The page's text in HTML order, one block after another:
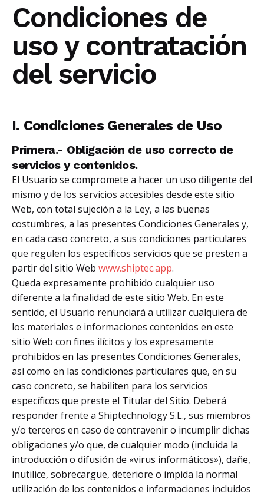
Condiciones de
uso y contratación
del servicio
I. Condiciones Generales de Uso
Primera.- Obligación de uso correcto de
servicios y contenidos.
El Usuario se compromete a hacer un uso diligente del
mismo y de los servicios accesibles desde este sitio
Web, con total sujeción a la Ley, a las buenas
costumbres, a las presentes Condiciones Generales y,
en cada caso concreto, a sus condiciones particulares
que regulen los específicos servicios que se presten a
partir del sitio Web www.shiptec.app.
Queda expresamente prohibido cualquier uso
diferente a la finalidad de este sitio Web. En este
sentido, el Usuario renunciará a utilizar cualquiera de
los materiales e informaciones contenidos en este
sitio Web con fines ilícitos y los expresamente
prohibidos en las presentes Condiciones Generales,
así como en las condiciones particulares que, en su
caso concreto, se habiliten para los servicios
específicos que preste el Titular del Sitio. Deberá
responder frente a Shiptechnology S.L., sus miembros
y/o terceros en caso de contravenir o incumplir dichas
obligaciones y/o que, de cualquier modo (incluida la
introducción o difusión de «virus informáticos»), dañe,
inutilice, sobrecargue, deteriore o impida la normal
utilización de los contenidos e informaciones incluidos